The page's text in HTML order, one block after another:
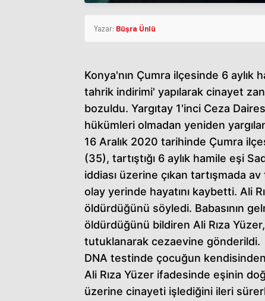
Yazar: Büşra Ünlü
Konya'nın Çumra ilçesinde 6 aylık
tahrik indirimi' yapılarak cinayet
bozuldu. Yargıtay 1'inci Ceza
hükümleri olmadan yeniden
16 Aralık 2020 tarihinde Çumra
(35), tartıştığı 6 aylık hamile eşi
iddiası üzerine çıkan tartışmada
olay yerinde hayatını kaybetti. Ali
öldürdüğünü söyledi. Babasının
öldürdüğünü bildiren Ali Rıza Yüzer,
tutuklanarak cezaevine gönderildi.
DNA testinde çocuğun
Ali Rıza Yüzer ifadesinde eşinin
üzerine cinayeti işlediğini ileri